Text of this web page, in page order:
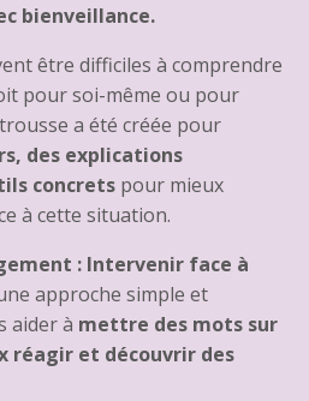
bienveillance.
être difficiles à comprendre
pour soi-même ou pour
a été créée pour
des explications
concrets pour mieux
à cette situation.
: Intervenir face à
approche simple et
aider à mettre des mots sur
réagir et découvrir des